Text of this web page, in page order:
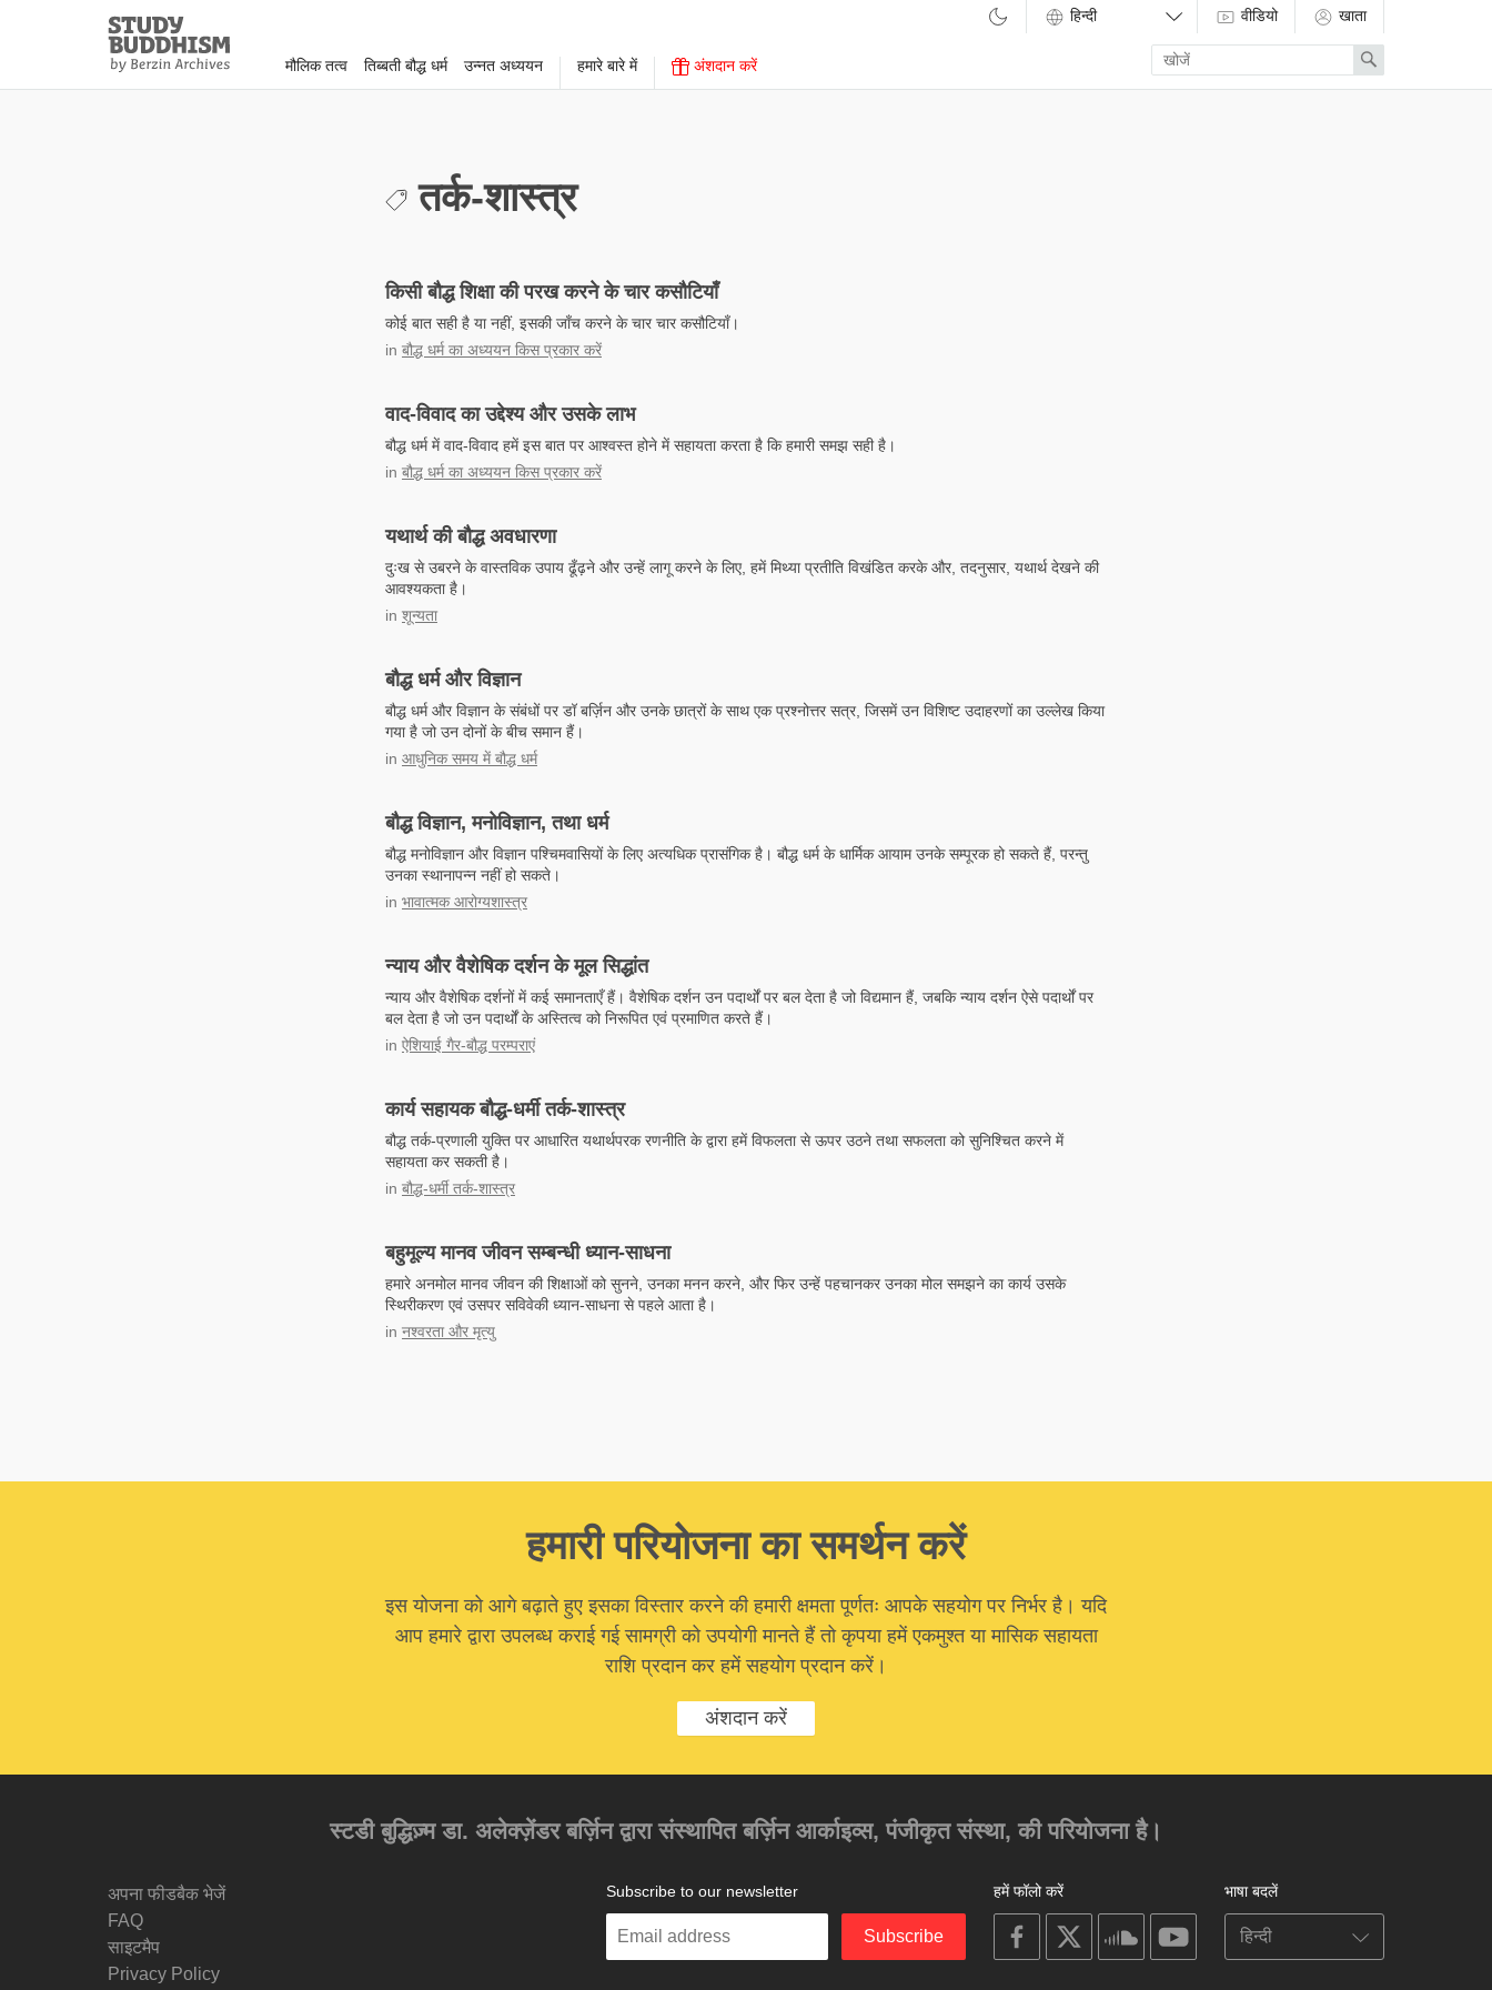
Study
Buddhism
Home
मौलिक तत्व तिब्बती बौद्ध धर्म उन्नत अध्ययन हमारे बारे में अंशदान करें
वीडियो खाता
Enter
search
term
Search
तर्क-शास्त्र
किसी बौद्ध शिक्षा की परख करने के चार कसौटियाँ
कोई बात सही है या नहीं, इसकी जाँच करने के चार चार कसौटियाँ।
in बौद्ध धर्म का अध्ययन किस प्रकार करें
वाद-विवाद का उद्देश्य और उसके लाभ
बौद्ध धर्म में वाद-विवाद हमें इस बात पर आश्वस्त होने में सहायता करता है कि हमारी समझ सही है।
in बौद्ध धर्म का अध्ययन किस प्रकार करें
यथार्थ की बौद्ध अवधारणा
दुःख से उबरने के वास्तविक उपाय ढूँढ़ने और उन्हें लागू करने के लिए, हमें मिथ्या प्रतीति विखंडित करके और, तदनुसार, यथार्थ देखने की
आवश्यकता है।
in शून्यता
बौद्ध धर्म और विज्ञान
बौद्ध धर्म और विज्ञान के संबंधों पर डॉ बर्ज़िन और उनके छात्रों के साथ एक प्रश्नोत्तर सत्र, जिसमें उन विशिष्ट उदाहरणों का उल्लेख किया
गया है जो उन दोनों के बीच समान हैं।
in आधुनिक समय में बौद्ध धर्म
बौद्ध विज्ञान, मनोविज्ञान, तथा धर्म
बौद्ध मनोविज्ञान और विज्ञान पश्चिमवासियों के लिए अत्यधिक प्रासंगिक है। बौद्ध धर्म के धार्मिक आयाम उनके सम्पूरक हो सकते हैं, परन्तु
उनका स्थानापन्न नहीं हो सकते।
in भावात्मक आरोग्यशास्त्र
न्याय और वैशेषिक दर्शन के मूल सिद्धांत
न्याय और वैशेषिक दर्शनों में कई समानताएँ हैं। वैशेषिक दर्शन उन पदार्थों पर बल देता है जो विद्यमान हैं, जबकि न्याय दर्शन ऐसे पदार्थों पर
बल देता है जो उन पदार्थों के अस्तित्व को निरूपित एवं प्रमाणित करते हैं।
in ऐशियाई गैर-बौद्ध परम्पराएं
कार्य सहायक बौद्ध-धर्मी तर्क-शास्त्र
बौद्ध तर्क-प्रणाली युक्ति पर आधारित यथार्थपरक रणनीति के द्वारा हमें विफलता से ऊपर उठने तथा सफलता को सुनिश्चित करने में
सहायता कर सकती है।
in बौद्ध-धर्मी तर्क-शास्त्र
बहुमूल्य मानव जीवन सम्बन्धी ध्यान-साधना
हमारे अनमोल मानव जीवन की शिक्षाओं को सुनने, उनका मनन करने, और फिर उन्हें पहचानकर उनका मोल समझने का कार्य उसके
स्थिरीकरण एवं उसपर सविवेकी ध्यान-साधना से पहले आता है।
in नश्वरता और मृत्यु
हमारी परियोजना का समर्थन करें
इस योजना को आगे बढ़ाते हुए इसका विस्तार करने की हमारी क्षमता पूर्णतः आपके सहयोग पर निर्भर है। यदि
आप हमारे द्वारा उपलब्ध कराई गई सामग्री को उपयोगी मानते हैं तो कृपया हमें एकमुश्त या मासिक सहायता
राशि प्रदान कर हमें सहयोग प्रदान करें।
अंशदान करें
स्टडी बुद्धिज़्म डा. अलेक्ज़ेंडर बर्ज़िन द्वारा संस्थापित बर्ज़िन आर्काइव्स, पंजीकृत संस्था, की परियोजना है।
अपना फीडबैक भेजें
FAQ
साइटमैप
Privacy Policy
भाषा बदलें
हमें फॉलो करें
on
facebook
soundcloudyoutube
Subscribe to our newsletter
Enter
Subscribe